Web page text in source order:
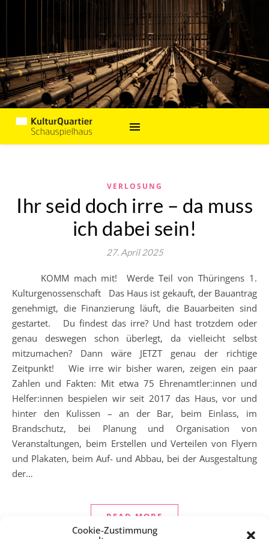
Cookie-Zustimmung
VERLOSUNG
Ihr seid doch irre – da muss
ich dabei sein!
27. April 2025
KOMM mach mit! Werde Teil von Thüringens 1.
Kulturgenossenschaft Das Haus ist gekauft, der Bauantrag
genehmigt, die Finanzierung läuft, die Bauarbeiten sind
gestartet. Du findest das irre? Und hast trotzdem oder
genau deswegen schon überlegt, da vielleicht selbst
mitzumachen? Dann wäre JETZT genau der richtige
Zeitpunkt! Wie irre wir bisher waren, zeigen ein paar
Zahlen und Fakten: Mit etwa 75 Ehrenamtler:innen und
Helfer:innen bespielen wir seit 2017 das Haus, vor und
hinter den Kulissen – an der Bar, beim Einlass, im
Brandschutz, bei Planung und Organisation von
Veranstaltungen, beim Erstellen und Verteilen von Flyern
und Plakaten, beim Auf- und Abbau, bei der Ausgestaltung
der…
READ MORE